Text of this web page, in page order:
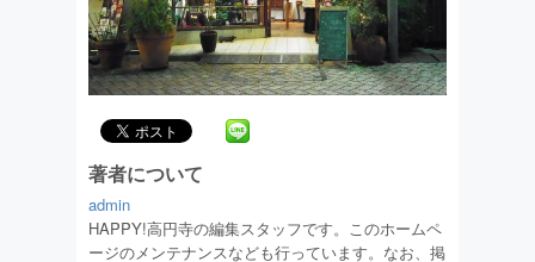
著者について
admin
HAPPY!高円寺の編集スタッフです。このホームペ
ージのメンテナンスなども行っています。なお、掲